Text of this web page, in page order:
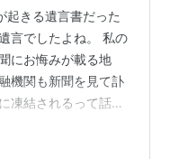
起きる遺言書だった
言でしたよね。 私の
にお悔みが載る地
機関も新聞を見て訃
凍結されるって話を
は無かったが、 本人